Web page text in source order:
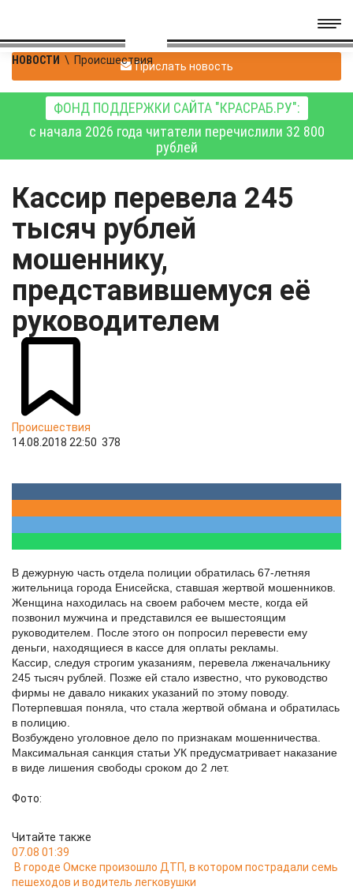
НОВОСТИ \ ПроисшествияПрислать новость
ФОНД ПОДДЕРЖКИ САЙТА "КРАСРАБ.РУ":
с начала 2026 года читатели перечислили 32 800
рублей
Кассир перевела 245
тысяч рублей
мошеннику,
представившемуся её
руководителем
Происшествия
14.08.2018 22:50 378
В дежурную часть отдела полиции обратилась 67-летняя
жительница города Енисейска, ставшая жертвой мошенников.
Женщина находилась на своем рабочем месте, когда ей
позвонил мужчина и представился ее вышестоящим
руководителем. После этого он попросил перевести ему
деньги, находящиеся в кассе для оплаты рекламы.
Кассир, следуя строгим указаниям, перевела лженачальнику
245 тысяч рублей. Позже ей стало известно, что руководство
фирмы не давало никаких указаний по этому поводу.
Потерпевшая поняла, что стала жертвой обмана и обратилась
в полицию.
Возбуждено уголовное дело по признакам мошенничества.
Максимальная санкция статьи УК предусматривает наказание
в виде лишения свободы сроком до 2 лет.
Фото:
Читайте также
07.08 01:39
В городе Омске произошло ДТП, в котором пострадали семь
пешеходов и водитель легковушки